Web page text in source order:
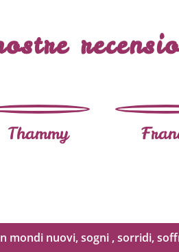
Thammy
mondi nuovi, sogni , sorridi,